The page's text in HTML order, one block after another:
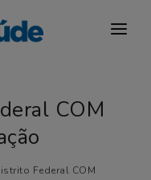
COM
Federal COM